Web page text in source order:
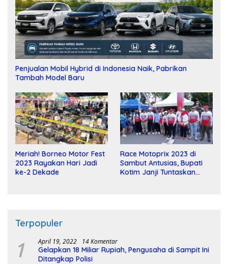
Penjualan Mobil Hybrid di Indonesia Naik, Pabrikan
Tambah Model Baru
Meriah! Borneo Motor Fest
2023 Rayakan Hari Jadi
ke-2 Dekade
Race Motoprix 2023 di
Sambut Antusias, Bupati
Kotim Janji Tuntaskan
Terpopuler
1 April 19, 2022 14 Komentar
Gelapkan 18 Miliar Rupiah, Pengusaha di Sampit Ini
Ditangkap Polisi